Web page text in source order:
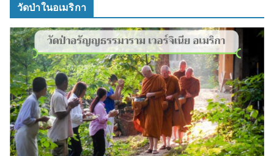
วัดป่าในอเมริกา